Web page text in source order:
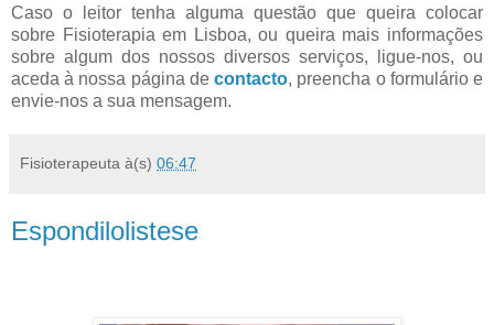
Caso o leitor tenha alguma questão que queira colocar
sobre Fisioterapia em Lisboa, ou queira mais informações
sobre algum dos nossos diversos serviços, ligue-nos, ou
aceda à nossa página decontacto, preencha o formulário e
envie-nos a sua mensagem.
Fisioterapeuta à(s) 06:47
Espondilolistese